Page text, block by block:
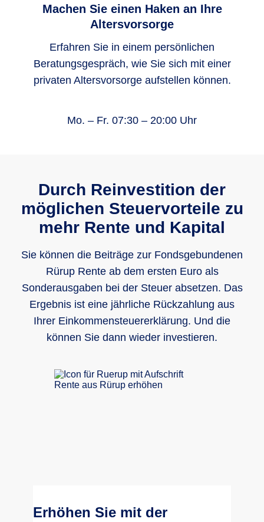
Die Höchstbeiträge sind jährlich als
Sonderausgaben absetzbar. Der steuerlich
förderfähige Höchstbetrag in der
Basisversorgung beträgt 2026 für einzeln
Lebenspartner 61.652 Euro.
Machen Sie einen Haken an Ihre
Altersvorsorge
Erfahren Sie in einem persönlichen
Beratungsgespräch, wie Sie sich mit einer
privaten Altersvorsorge aufstellen können.
Mo. – Fr. 07:30 – 20:00 Uhr
Durch Reinvestition der
möglichen Steuervorteile zu
mehr Rente und Kapital
Sie können die Beiträge zur Fondsgebundenen
Rürup Rente ab dem ersten Euro als
Sonderausgaben bei der Steuer absetzen. Das
Ergebnis ist eine jährliche Rückzahlung aus
Ihrer Einkommensteuererklärung. Und die
können Sie dann wieder investieren.
Erhöhen Sie mit der